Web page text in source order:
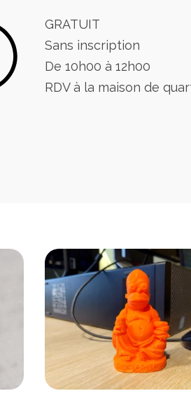
GRATUIT
Sans inscription
De 10h00 à 12h00
RDV à la maison de